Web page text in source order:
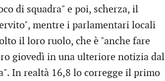
di squadra" e poi, scherza, il
mentre i parlamentari locali
il loro ruolo, che è "anche fare
giovedì in una ulteriore notizia dal
In realtà 16,8 lo corregge il primo